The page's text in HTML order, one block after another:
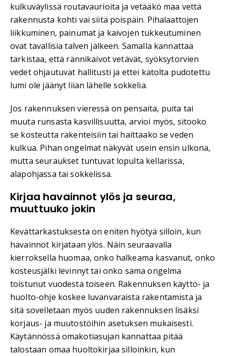
kulkuväylissä routavaurioita ja vetääkö maa vettä
rakennusta kohti vai siitä poispäin. Pihalaattojen
liikkuminen, painumat ja kaivojen tukkeutuminen
ovat tavallisia talven jälkeen. Samalla kannattaa
tarkistaa, että rännikaivot vetävät, syöksytorvien
vedet ohjautuvat hallitusti ja ettei katolta pudotettu
lumi ole jäänyt liian lähelle sokkelia.
Jos rakennuksen vieressä on pensaita, puita tai
muuta runsasta kasvillisuutta, arvioi myös, sitooko
se kosteutta rakenteisiin tai haittaako se veden
kulkua. Pihan ongelmat näkyvät usein ensin ulkona,
mutta seuraukset tuntuvat lopulta kellarissa,
alapohjassa tai sokkelissa.
Kirjaa havainnot ylös ja seuraa,
muuttuuko jokin
Kevättarkastuksesta on eniten hyötyä silloin, kun
havainnot kirjataan ylös. Näin seuraavalla
kierroksella huomaa, onko halkeama kasvanut, onko
kosteusjälki levinnyt tai onko sama ongelma
toistunut vuodesta toiseen. Rakennuksen käyttö- ja
huolto-ohje koskee luvanvaraista rakentamista ja
sitä sovelletaan myös uuden rakennuksen lisäksi
korjaus- ja muutostöihin asetuksen mukaisesti.
Käytännössä omakotiasujan kannattaa pitää
talostaan omaa huoltokirjaa silloinkin, kun